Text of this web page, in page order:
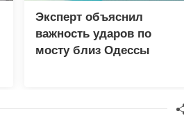
Эксперт объяснил
важность ударов по
мосту близ Одессы